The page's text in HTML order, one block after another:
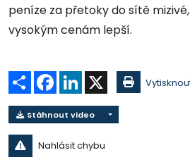
peníze za přetoky do sítě
vysokým cenám lepší.
Sdílet Facebook
LinkedIn
Stáhnout video
Nahlásit chybu